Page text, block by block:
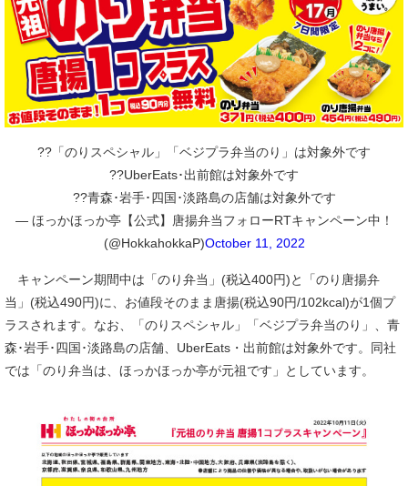
??「のりスペシャル」「ベジプラ弁当のり」は対象外です
??UberEats･出前館は対象外です
??青森･岩手･四国･淡路島の店舗は対象外です
— ほっかほっか亭【公式】唐揚弁当フォローRTキャンペーン中！
(@HokkahokkaP)October 11, 2022
キャンペーン期間中は「のり弁当」(税込400円)と「のり唐揚弁
当」(税込490円)に、お値段そのまま唐揚(税込90円/102kcal)が1個プ
ラスされます。なお、「のりスペシャル」「ベジプラ弁当のり」、青
森･岩手･四国･淡路島の店舗、UberEats・出前館は対象外です。同社
では「のり弁当は、ほっかほっか亭が元祖です」としています。